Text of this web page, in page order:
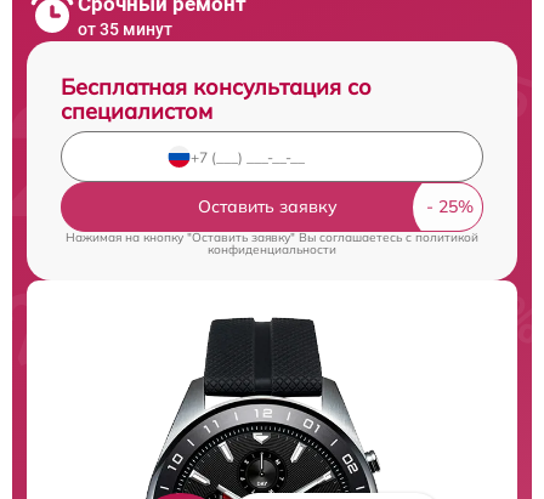
от 35 минут
Бесплатная консультация со
специалистом
Оставить заявку
Нажимая на кнопку "Оставить заявку" Вы соглашаетесь cполитикой
конфиденциальности